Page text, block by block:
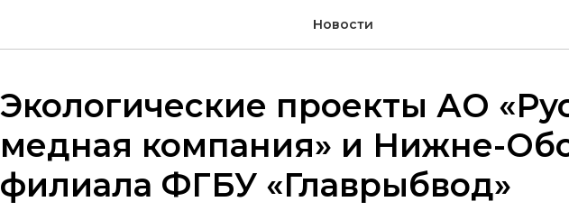
Новости
Экологические проекты АО
медная компания» и Нижне-
филиала ФГБУ «Главрыбвод»